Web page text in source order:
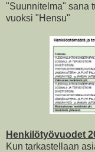
"Suunnitelma" sana
vuoksi "Hensu"
Henkilötyövuodet
Kun tarkastellaan